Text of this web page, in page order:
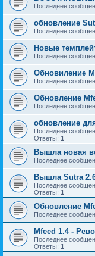
Последнее
обновление
Последнее
Новые
Последнее
Обновиление
Последнее
Обновление
Последнее
обновление
Последнее
Ответы: 1
Вышла новая
Последнее
Вышла Sutra
Последнее
Ответы: 1
Обновление
Последнее
Mfeed 1.4 -
Последнее
Ответы: 1